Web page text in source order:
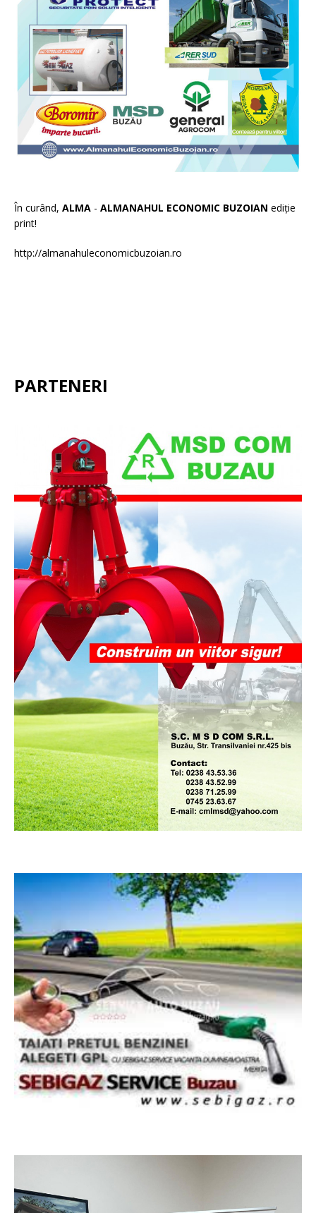
În curând, ALMA - ALMANAHUL ECONOMIC BUZOIAN ediție
print!
http://almanahuleconomicbuzoian.ro
PARTENERI